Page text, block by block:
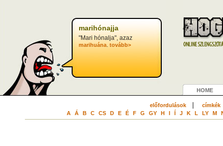
marihónajja
"Mari hónalja", azaz
marihuána. tovább>
HOME
előfordulások| címkék
A Á B C CS D E É F G GY H I Í J K L LY M